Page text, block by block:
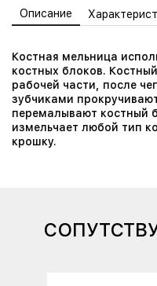
Описание
Костная мельница
костных блоков.
рабочей части, после
зубчиками
перемалывают костный
измельчает любой тип
крошку.